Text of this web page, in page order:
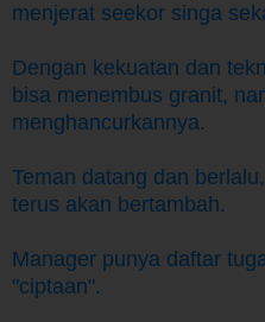
menjerat seekor singa
Dengan kekuatan dan
bisa menembus granit,
menghancurkannya.
Teman datang dan
terus akan bertambah.
Manager punya daftar
"ciptaan".